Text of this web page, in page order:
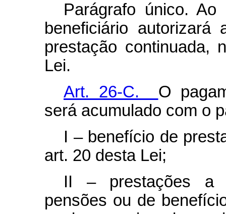
Parágrafo único.
beneficiário
prestação continuada,
Lei.
Art. 26-C. O
será acumulado com o
I – benefício de
art. 20 desta Lei;
II – prestações a
pensões ou de